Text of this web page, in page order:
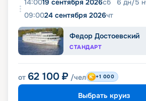
14:0019 сентября 2026сб 6 дн/5
09:0024 сентября 2026чт
Федор Достоевский
СТАНДАРТ
от 62 100 ₽ /чел +1 000
Выбрать круиз